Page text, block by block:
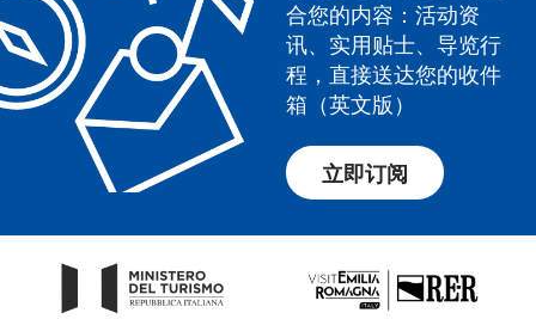
合您的内容：活动资
讯、实用贴士、导览行
程，直接送达您的收件
箱（英文版）
立即订阅